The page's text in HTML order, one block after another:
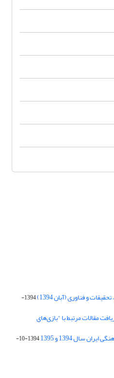
و فناوری (آبان 1394)
1394-
سال 1395 برای دریافت مقالات مرتبط با "بازی‌های
سال 1394 و 1395
1394-10-